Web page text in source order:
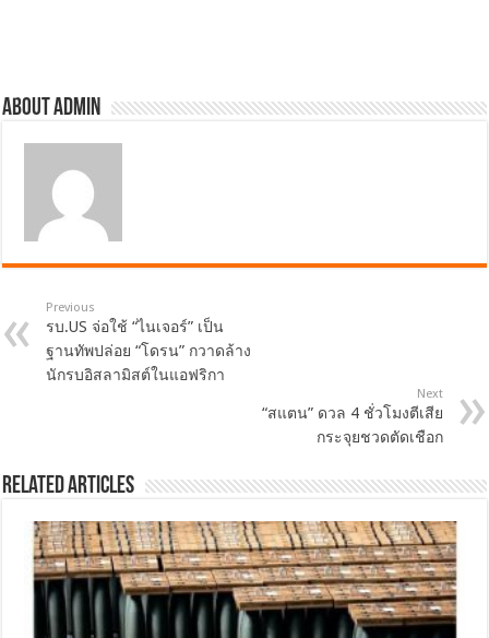
About admin
Previous
รบ.US จ่อใช้ “ไนเจอร์” เป็น
ฐานทัพปล่อย “โดรน” กวาดล้าง
นักรบอิสลามิสต์ในแอฟริกา
Next
“สแตน” ดวล 4 ชั่วโมงตีเสีย
กระจุยชวดตัดเชือก
Related Articles